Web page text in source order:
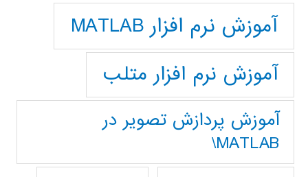
آموزش نرم افزار MATLAB
آموزش نرم افزار متلب
آموزش پردازش تصوير در
MATLAB\